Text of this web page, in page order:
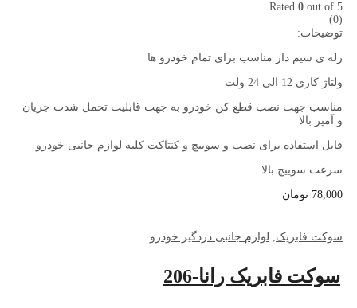
Rated 0 out of 5
(0)
توضیحات:
رله ی سیم دار مناسب برای تمام خودرو ها
ولتاژ کاری 12 الی 24 ولت
مناسب جهت نصب قطع کن خودرو به جهت قابلیت تحمل شدت جریان
و آمپر بالا
قابل استفاده برای نصب و سوییچ و کنتاکت کلیه لوازم جانبی خودرو
سرعت سوییچ بالا
78,000 تومان
سوکت فابریک, لوازم جانبی دزدگیر خودرو
سوکت فابریک رانا-206